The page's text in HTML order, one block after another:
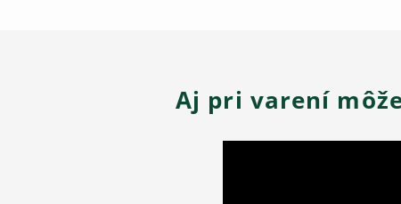
Aj pri varení